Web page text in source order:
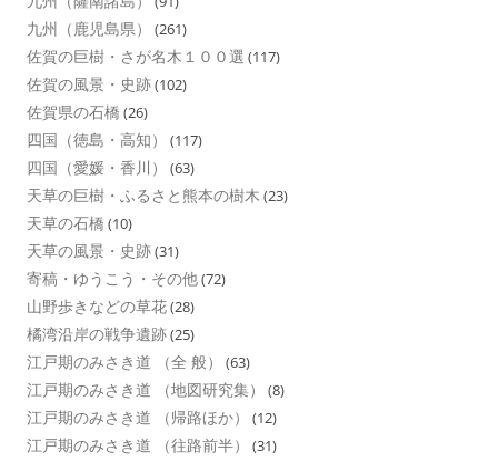
九州（鹿児島県） (261)
佐賀の巨樹・さが名木１００選 (117)
佐賀の風景・史跡(102)
佐賀県の石橋 (26)
四国（徳島・高知） (117)
四国（愛媛・香川） (63)
天草の巨樹・ふるさと熊本の樹木 (23)
天草の石橋 (10)
天草の風景・史跡(31)
寄稿・ゆうこう・その他(72)
山野歩きなどの草花(28)
橘湾沿岸の戦争遺跡(25)
江戸期のみさき道 （全 般） (63)
江戸期のみさき道 （地図研究集） (8)
江戸期のみさき道 （帰路ほか） (12)
江戸期のみさき道 （往路前半） (31)